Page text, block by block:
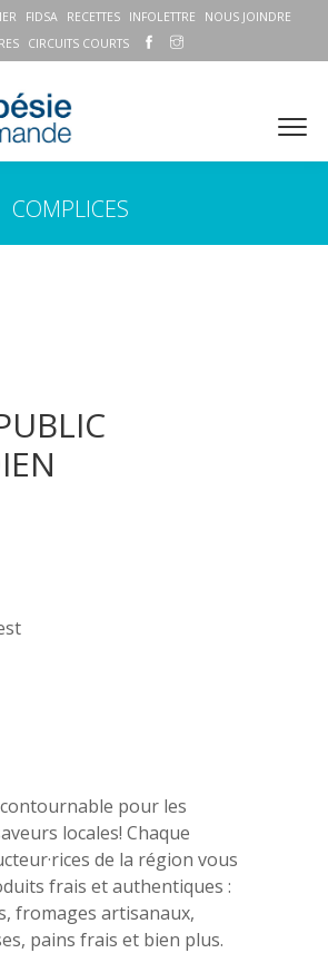
FIDSA RECETTES INFOLETTRE
NOUS JOINDRE
CIRCUITS COURTS
COMPLICES
pour les
locales! Chaque
de la région vous
frais et authentiques :
fromages artisanaux,
pains frais et bien plus.